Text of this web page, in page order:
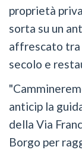
proprietà
sorta su un
affrescato tra
secolo e
anticip la
della Via
Borgo per